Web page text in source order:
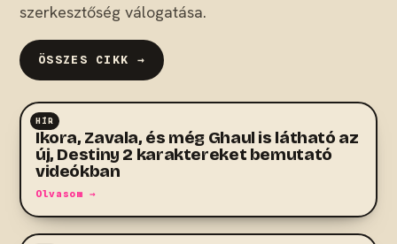
szerkesztőség válogatása.
ÖSSZES CIKK →
HÍR
MMO
Ikora, Zavala, és még Ghaul is látható az
új, Destiny 2 karaktereket bemutató
videókban
Olvasom →